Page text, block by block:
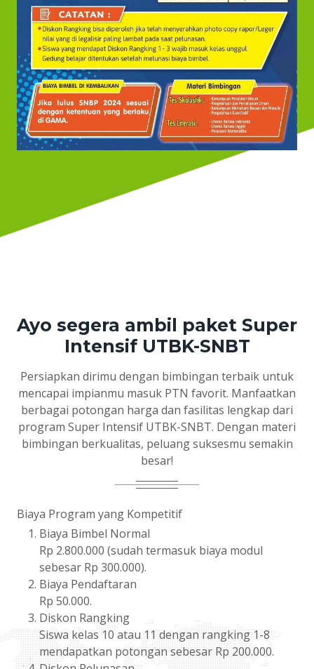
Ayo segera ambil paket Super
Intensif UTBK-SNBT
Persiapkan dirimu dengan bimbingan terbaik untuk
mencapai impianmu masuk PTN favorit. Manfaatkan
berbagai potongan harga dan fasilitas lengkap dari
program Super Intensif UTBK-SNBT. Dengan materi
bimbingan berkualitas, peluang suksesmu semakin
besar!
Biaya Program yang Kompetitif
Biaya Bimbel Normal
Rp 2.800.000 (sudah termasuk biaya modul
sebesar Rp 300.000).
Biaya Pendaftaran
Rp 50.000.
Diskon Rangking
Siswa kelas 10 atau 11 dengan rangking 1-8
mendapatkan potongan sebesar Rp 200.000.